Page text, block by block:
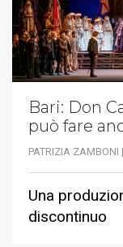
Bari: Don
può fare
PATRIZIA
Una
discontinuo